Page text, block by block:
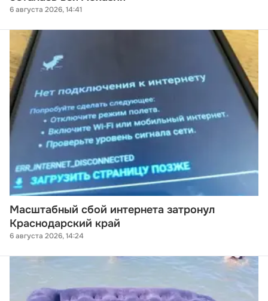
6 августа 2026, 14:41
Масштабный сбой интернета затронул
Краснодарский край
6 августа 2026, 14:24